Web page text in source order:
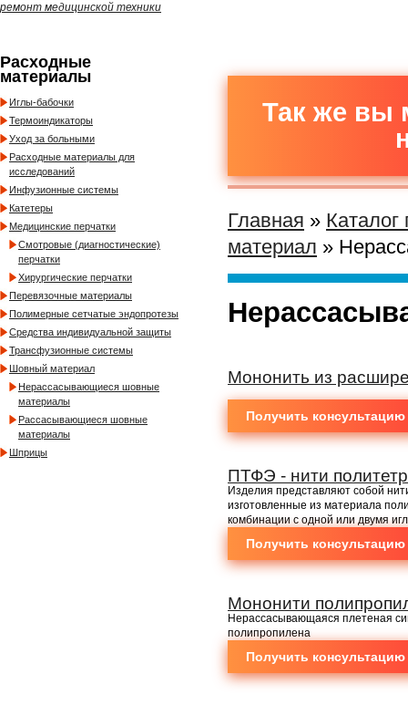
ремонт медицинской техники
Расходные
материалы
Иглы-бабочки
Термоиндикаторы
Уход за больными
Расходные материалы для
исследований
Инфузионные системы
Катетеры
Медицинские перчатки
Смотровые (диагностические)
перчатки
Хирургические перчатки
Перевязочные материалы
Полимерные сетчатые эндопротезы
Средства индивидуальной защиты
Трансфузионные системы
Шовный материал
Нерассасывающиеся шовные
материалы
Рассасывающиеся шовные
материалы
Шприцы
Так же вы
Главная » Каталог
материал »
Мононить из
Получить консультацию
ПТФЭ - нити
Изделия представляют собой
изготовленные из материала
комбинации с одной или двумя
Получить консультацию
Мононити
Нерассасывающаяся плетеная
полипропилена
Получить консультацию